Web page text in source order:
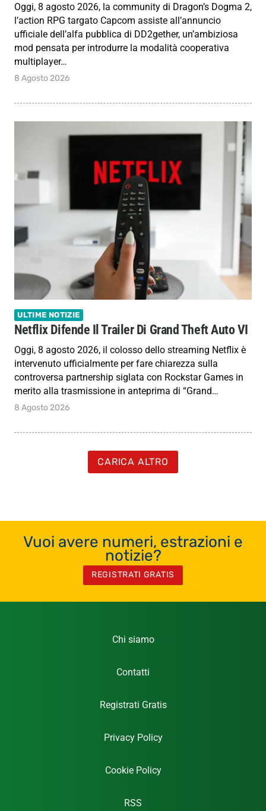
Oggi, 8 agosto 2026, la community di Dragon’s Dogma 2,
l’action RPG targato Capcom assiste all’annuncio
ufficiale dell’alfa pubblica di DD2gether, un’ambiziosa
mod pensata per introdurre la modalità cooperativa
multiplayer…
8 Agosto 2026
ULTIME NOTIZIE
Netflix Difende Il Trailer Di Grand Theft Auto VI
Oggi, 8 agosto 2026, il colosso dello streaming Netflix è
intervenuto ufficialmente per fare chiarezza sulla
controversa partnership siglata con Rockstar Games in
merito alla trasmissione in anteprima di “Grand…
8 Agosto 2026
CARICA ALTRO
Vuoi avere numeri, estrazioni e
notizie?
REGISTRATI GRATIS
Chi siamo
Contatti
Registrati Gratis
Privacy Policy
Cookie Policy
RSS